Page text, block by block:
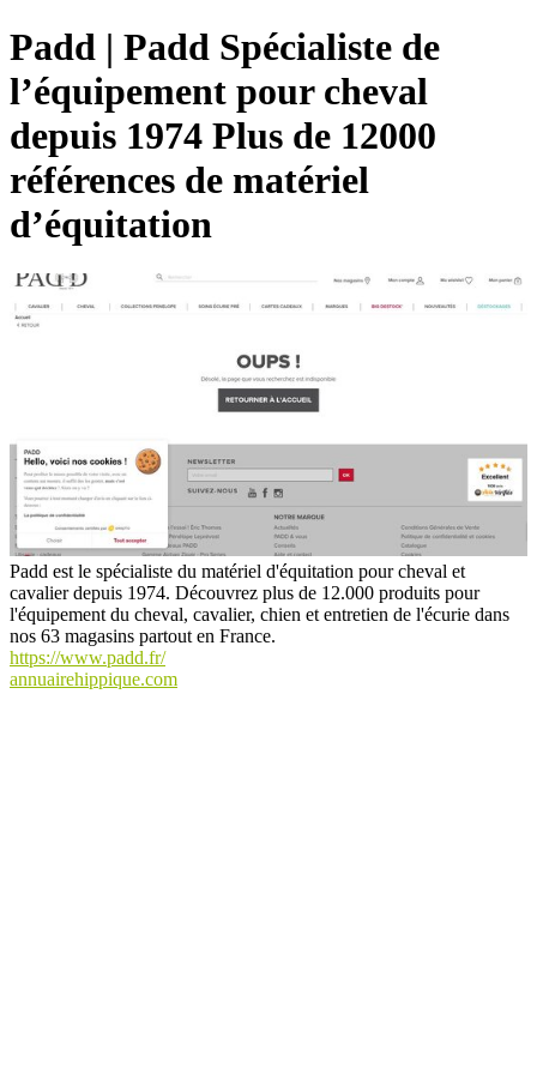
Padd | Padd Spécialiste de
l’équipement pour cheval
depuis 1974 Plus de 12000
références de matériel
d’équitation
Padd est le spécialiste du matériel d'équitation pour cheval et
cavalier depuis 1974. Découvrez plus de 12.000 produits pour
l'équipement du cheval, cavalier, chien et entretien de l'écurie dans
nos 63 magasins partout en France.
https://www.padd.fr/
annuairehippique.com